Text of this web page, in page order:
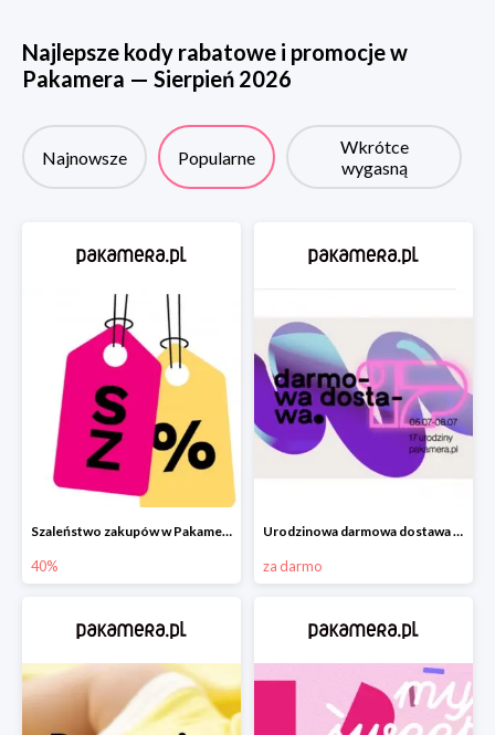
Najlepsze kody rabatowe i promocje w
Pakamera — Sierpień 2026
Najnowsze Popularne
Wkrótce
wygasną
Szaleństwo zakupów w Pakamera!
40%
Urodzinowa darmowa dostawa w Pakamerze
za darmo